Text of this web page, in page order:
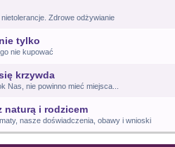
Zdrowe odżywianie
tylko
nie kupować
krzywda
Nas, nie powinno mieć miejsca...
naturą i rodzicem
nasze doświadczenia, obawy i wnioski